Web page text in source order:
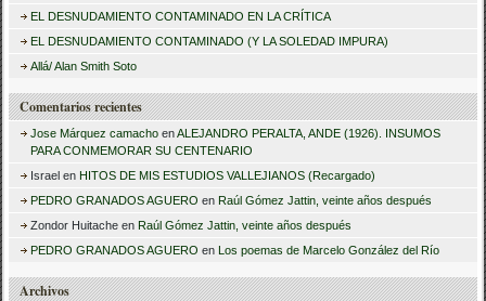
r
EL DESNUDAMIENTO CONTAMINADO EN LA CRÍTICA
EL DESNUDAMIENTO CONTAMINADO (Y LA SOLEDAD IMPURA)
Allá/ Alan Smith Soto
Comentarios recientes
Jose Márquez camacho enALEJANDRO PERALTA, ANDE (1926). INSUMOS
PARA CONMEMORAR SU CENTENARIO
Israel en HITOS DE MIS ESTUDIOS VALLEJIANOS (Recargado)
PEDRO GRANADOS AGUERO en Raúl Gómez Jattin, veinte años después
Zondor Huitache en Raúl Gómez Jattin, veinte años después
PEDRO GRANADOS AGUERO en Los poemas de Marcelo González del Río
Archivos